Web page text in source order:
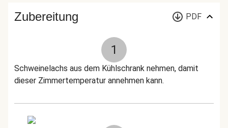
Zubereitung PDF
1
Schweinelachs aus dem Kühlschrank nehmen, damit
dieser Zimmertemperatur annehmen kann.